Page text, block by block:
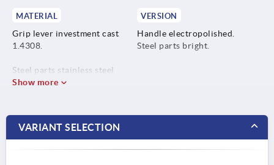
MATERIAL
Grip lever investment cast
1.4308.
Steel parts stainless steel
1.4305.
VERSION
Handle electropolished.
Steel parts bright.
Show more
VARIANT SELECTION